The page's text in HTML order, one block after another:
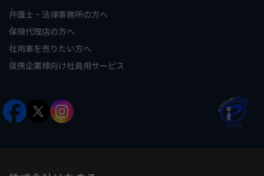
弁護士・法律事務所の方へ
保険代理店の方へ
社用車を売りたい方へ
提携企業様向け社員用サービス